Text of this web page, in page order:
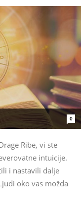
0
Ribe, vi ste
intuicije.
i nastavili dalje
oko vas možda